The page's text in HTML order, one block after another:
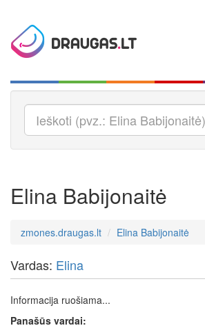
Elina Babijonaitė
zmones.draugas.lt Elina Babijonaitė
Vardas: Elina
Informacija ruošiama...
Panašūs vardai: